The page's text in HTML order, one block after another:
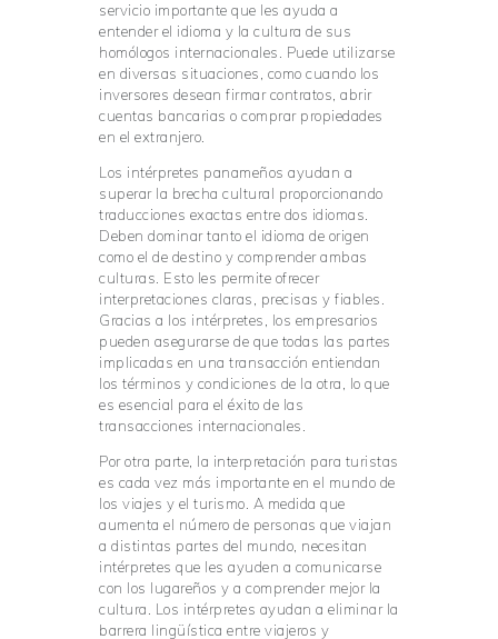
servicio importante que les ayuda a
entender el idioma y la cultura de sus
homólogos internacionales. Puede utilizarse
en diversas situaciones, como cuando los
inversores desean firmar contratos, abrir
cuentas bancarias o comprar propiedades
en el extranjero.
Los intérpretes panameños ayudan a
superar la brecha cultural proporcionando
traducciones exactas entre dos idiomas.
Deben dominar tanto el idioma de origen
como el de destino y comprender ambas
culturas. Esto les permite ofrecer
interpretaciones claras, precisas y fiables.
Gracias a los intérpretes, los empresarios
pueden asegurarse de que todas las partes
implicadas en una transacción entiendan
los términos y condiciones de la otra, lo que
es esencial para el éxito de las
transacciones internacionales.
Por otra parte, la interpretación para turistas
es cada vez más importante en el mundo de
los viajes y el turismo. A medida que
aumenta el número de personas que viajan
a distintas partes del mundo, necesitan
intérpretes que les ayuden a comunicarse
con los lugareños y a comprender mejor la
cultura. Los intérpretes ayudan a eliminar la
barrera lingüística entre viajeros y